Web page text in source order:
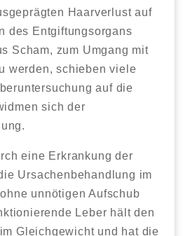
Haarverlust auf
des Entgiftungsorgans
Scham, zum Umgang mit
werden, schieben viele
auf die
sich der
eine Erkrankung der
Ursachenbehandlung im
unnötigen Aufschub
Leber hält den
Gleichgewicht und hat die